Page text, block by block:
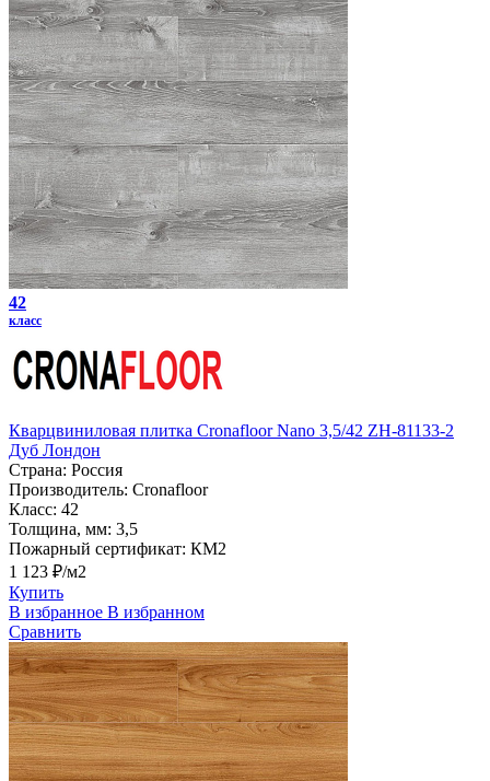
42
класс
Кварцвиниловая плитка Cronafloor Nano 3,5/42 ZH-81133-2
Дуб Лондон
Страна: Россия
Производитель: Cronafloor
Класс: 42
Толщина, мм: 3,5
Пожарный сертификат: КМ2
1 123 ₽/м2
Купить
В избранное В избранном
Сравнить